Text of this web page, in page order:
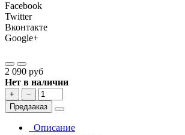
Facebook
Twitter
Вконтакте
Google+
2 090 руб
Нет в наличии
+
−
Предзаказ
Описание